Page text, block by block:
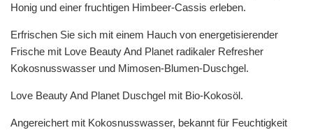
Honig und einer fruchtigen Himbeer-Cassis erleben.
Erfrischen Sie sich mit einem Hauch von energetisierender
Frische mit Love Beauty And Planet radikaler Refresher
Kokosnusswasser und Mimosen-Blumen-Duschgel.
Love Beauty And Planet Duschgel mit Bio-Kokosöl.
Angereichert mit Kokosnusswasser, bekannt für Feuchtigkeit